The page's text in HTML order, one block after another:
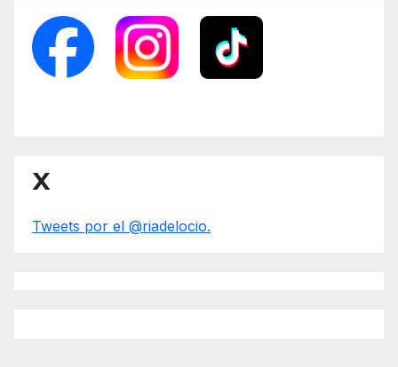
X
Tweets por el @riadelocio.